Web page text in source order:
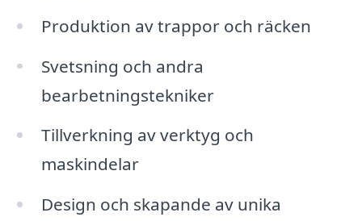
Produktion av trappor och räcken
Svetsning och andra
bearbetningstekniker
Tillverkning av verktyg och
maskindelar
Design och skapande av unika